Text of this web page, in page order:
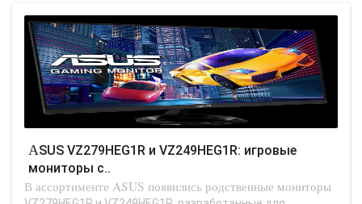
ASUS VZ279HEG1R и VZ249HEG1R: игровые
мониторы с..
В ассортименте ASUS появились родственные мониторы